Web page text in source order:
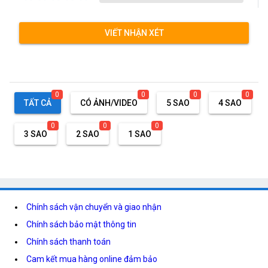
VIẾT NHẬN XÉT
TẤT CẢ
0
CÓ ẢNH/VIDEO
0
5 SAO
0
4 SAO
0
3 SAO
0
2 SAO
0
1 SAO
0
Chính sách vận chuyển và giao nhận
Chính sách bảo mật thông tin
Chính sách thanh toán
Cam kết mua hàng online đảm bảo